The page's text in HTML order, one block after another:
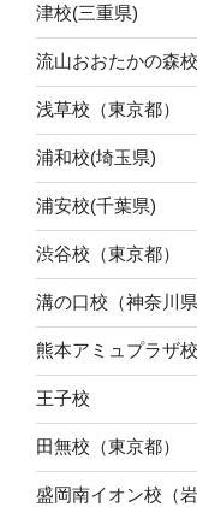
津校(三重県)
流山おおたかの森
浅草校（東京都）
浦和校(埼玉県)
浦安校(千葉県)
渋谷校（東京都）
溝の口校（神奈川県
熊本アミュプラザ校
王子校
田無校（東京都）
盛岡南イオン校（岩